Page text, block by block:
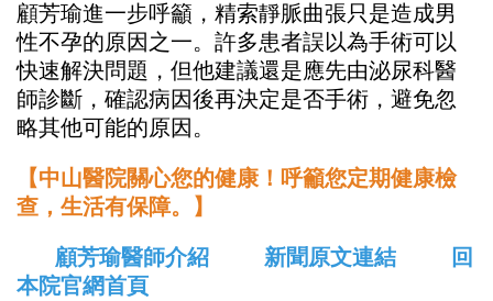
顧芳瑜進一步呼籲，精索靜脈曲張只是造成男
性不孕的原因之一。許多患者誤以為手術可以
快速解決問題，但他建議還是應先由泌尿科醫
師診斷，確認病因後再決定是否手術，避免忽
略其他可能的原因。
【中山醫院關心您的健康！呼籲您定期健康檢
查，生活有保障。】
顧芳瑜醫師介紹
新聞原文連結
回
本院官網首頁